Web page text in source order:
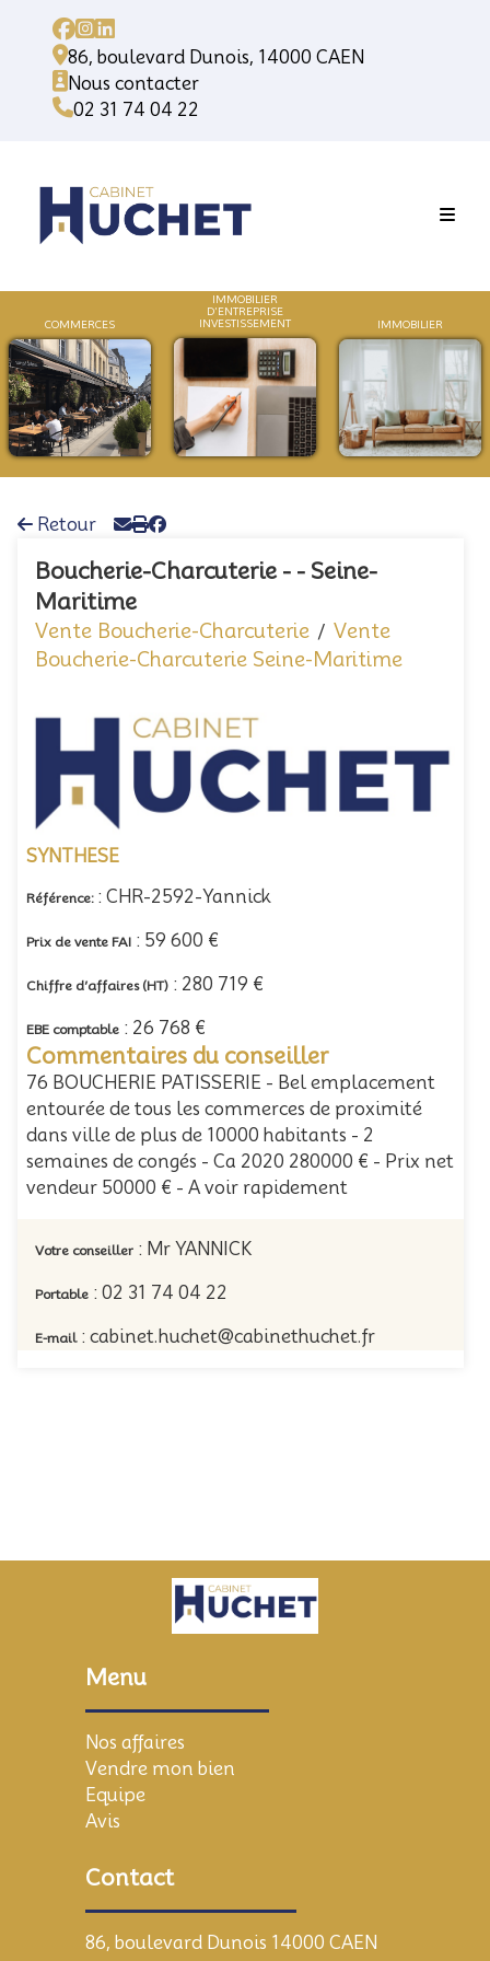
86, boulevard Dunois, 14000 CAEN
Nous contacter
02 31 74 04 22
COMMERCES
IMMOBILIER
D'ENTREPRISE
INVESTISSEMENT
Retour
Boucherie-Charcuterie - - Seine-
Maritime
Vente Boucherie-Charcuterie / Vente
Boucherie-Charcuterie Seine-Maritime
SYNTHESE
Référence: : CHR-2592-Yannick
Prix de vente FAI : 59 600 €
Chiffre d’affaires (HT) : 280 719 €
EBE comptable : 26 768 €
Commentaires du conseiller
76 BOUCHERIE PATISSERIE - Bel emplacement
entourée de tous les commerces de proximité
dans ville de plus de 10000 habitants - 2
semaines de congés - Ca 2020 280000 € - Prix net
vendeur 50000 € - A voir rapidement
Votre conseiller : Mr YANNICK
Portable : 02 31 74 04 22
E-mail: cabinet.huchet@cabinethuchet.fr
Menu
Nos affaires
Vendre mon bien
Equipe
Avis
Contact
86, boulevard Dunois 14000 CAEN